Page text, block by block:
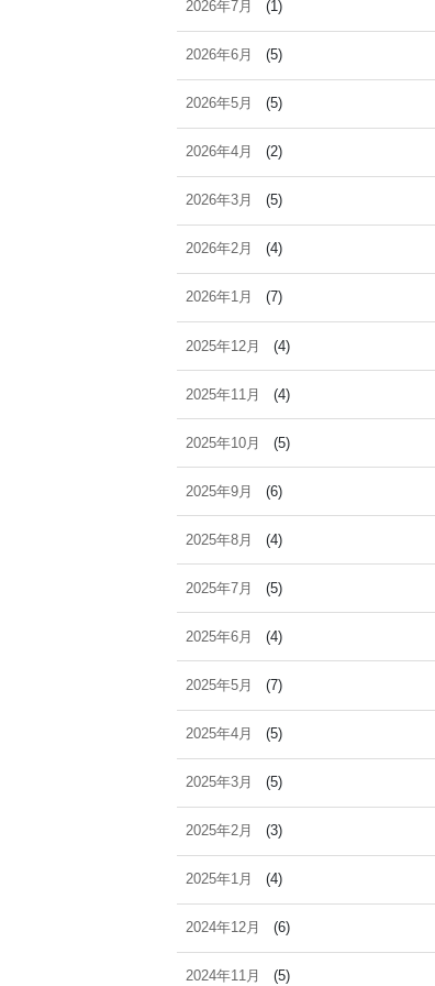
2026年7月 (1)
2026年6月 (5)
2026年5月 (5)
2026年4月 (2)
2026年3月 (5)
2026年2月 (4)
2026年1月 (7)
2025年12月 (4)
2025年11月 (4)
2025年10月 (5)
2025年9月 (6)
2025年8月 (4)
2025年7月 (5)
2025年6月 (4)
2025年5月 (7)
2025年4月 (5)
2025年3月 (5)
2025年2月 (3)
2025年1月 (4)
2024年12月 (6)
2024年11月 (5)